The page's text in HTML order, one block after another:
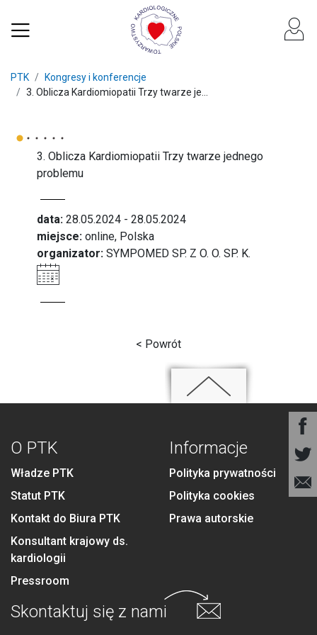
PTK
Kongresy i konferencje
3. Oblicza Kardiomiopatii Trzy twarze je...
3. Oblicza Kardiomiopatii Trzy twarze jednego
problemu
data: 28.05.2024 - 28.05.2024
miejsce: online, Polska
organizator: SYMPOMED SP. Z O. O. SP. K.
< Powrót
O PTK
Władze PTK
Statut PTK
Kontakt do Biura PTK
Konsultant krajowy ds.
kardiologii
Pressroom
Informacje
Polityka prywatności
Polityka cookies
Prawa autorskie
Skontaktuj się z nami